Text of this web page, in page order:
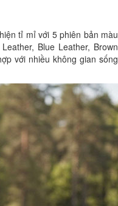
tỉ mỉ với 5 phiên bản màu
Blue Leather, Brown
với nhiều không gian sống